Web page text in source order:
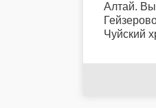
Алтай. Вы
Чуйский